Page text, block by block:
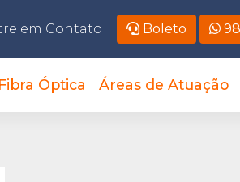
em Contato Boleto
Fibra Óptica Áreas de Atuação